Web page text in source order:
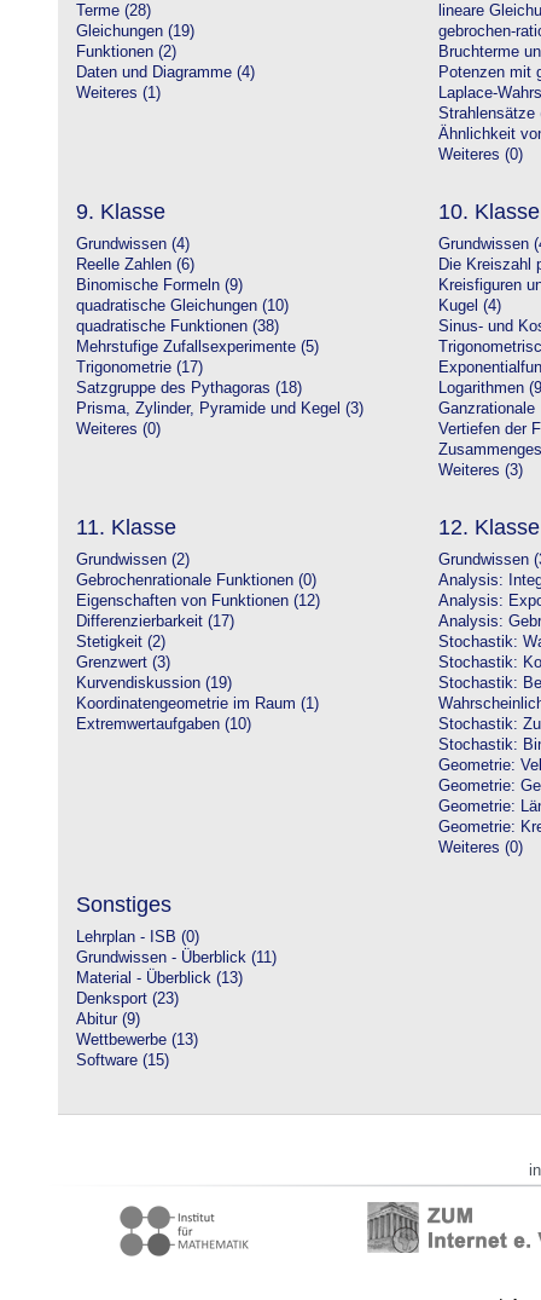
Terme (28)
Gleichungen (19)
Funktionen (2)
Daten und Diagramme (4)
Weiteres (1)
lineare
gebrochen-
Bruchterme
Potenzen mit
Laplace-
Strahlensätze
Ähnlichkeit
Weiteres (0)
9. Klasse
Grundwissen (4)
Reelle Zahlen (6)
Binomische Formeln (9)
quadratische Gleichungen (10)
quadratische Funktionen (38)
Mehrstufige Zufallsexperimente (5)
Trigonometrie (17)
Satzgruppe des Pythagoras (18)
Prisma, Zylinder, Pyramide und Kegel (3)
Weiteres (0)
10. Klasse
Grundwissen
Die Kreiszahl
Kreisfiguren
Kugel (4)
Sinus- und
Logarithmen
Ganzrationale
Vertiefen der
Weiteres (3)
11. Klasse
Grundwissen (2)
Gebrochenrationale Funktionen (0)
Eigenschaften von Funktionen (12)
Differenzierbarkeit (17)
Stetigkeit (2)
Grenzwert (3)
Kurvendiskussion (19)
Koordinatengeometrie im Raum (1)
Extremwertaufgaben (10)
12. Klasse
Grundwissen
Analysis:
Analysis:
Analysis:
Stochastik:
Stochastik:
Stochastik:
Stochastik:
Stochastik:
Geometrie:
Geometrie:
Geometrie:
Geometrie:
Weiteres (0)
Sonstiges
Lehrplan - ISB (0)
Grundwissen - Überblick (11)
Material - Überblick (13)
Denksport (23)
Abitur (9)
Wettbewerbe (13)
Software (15)